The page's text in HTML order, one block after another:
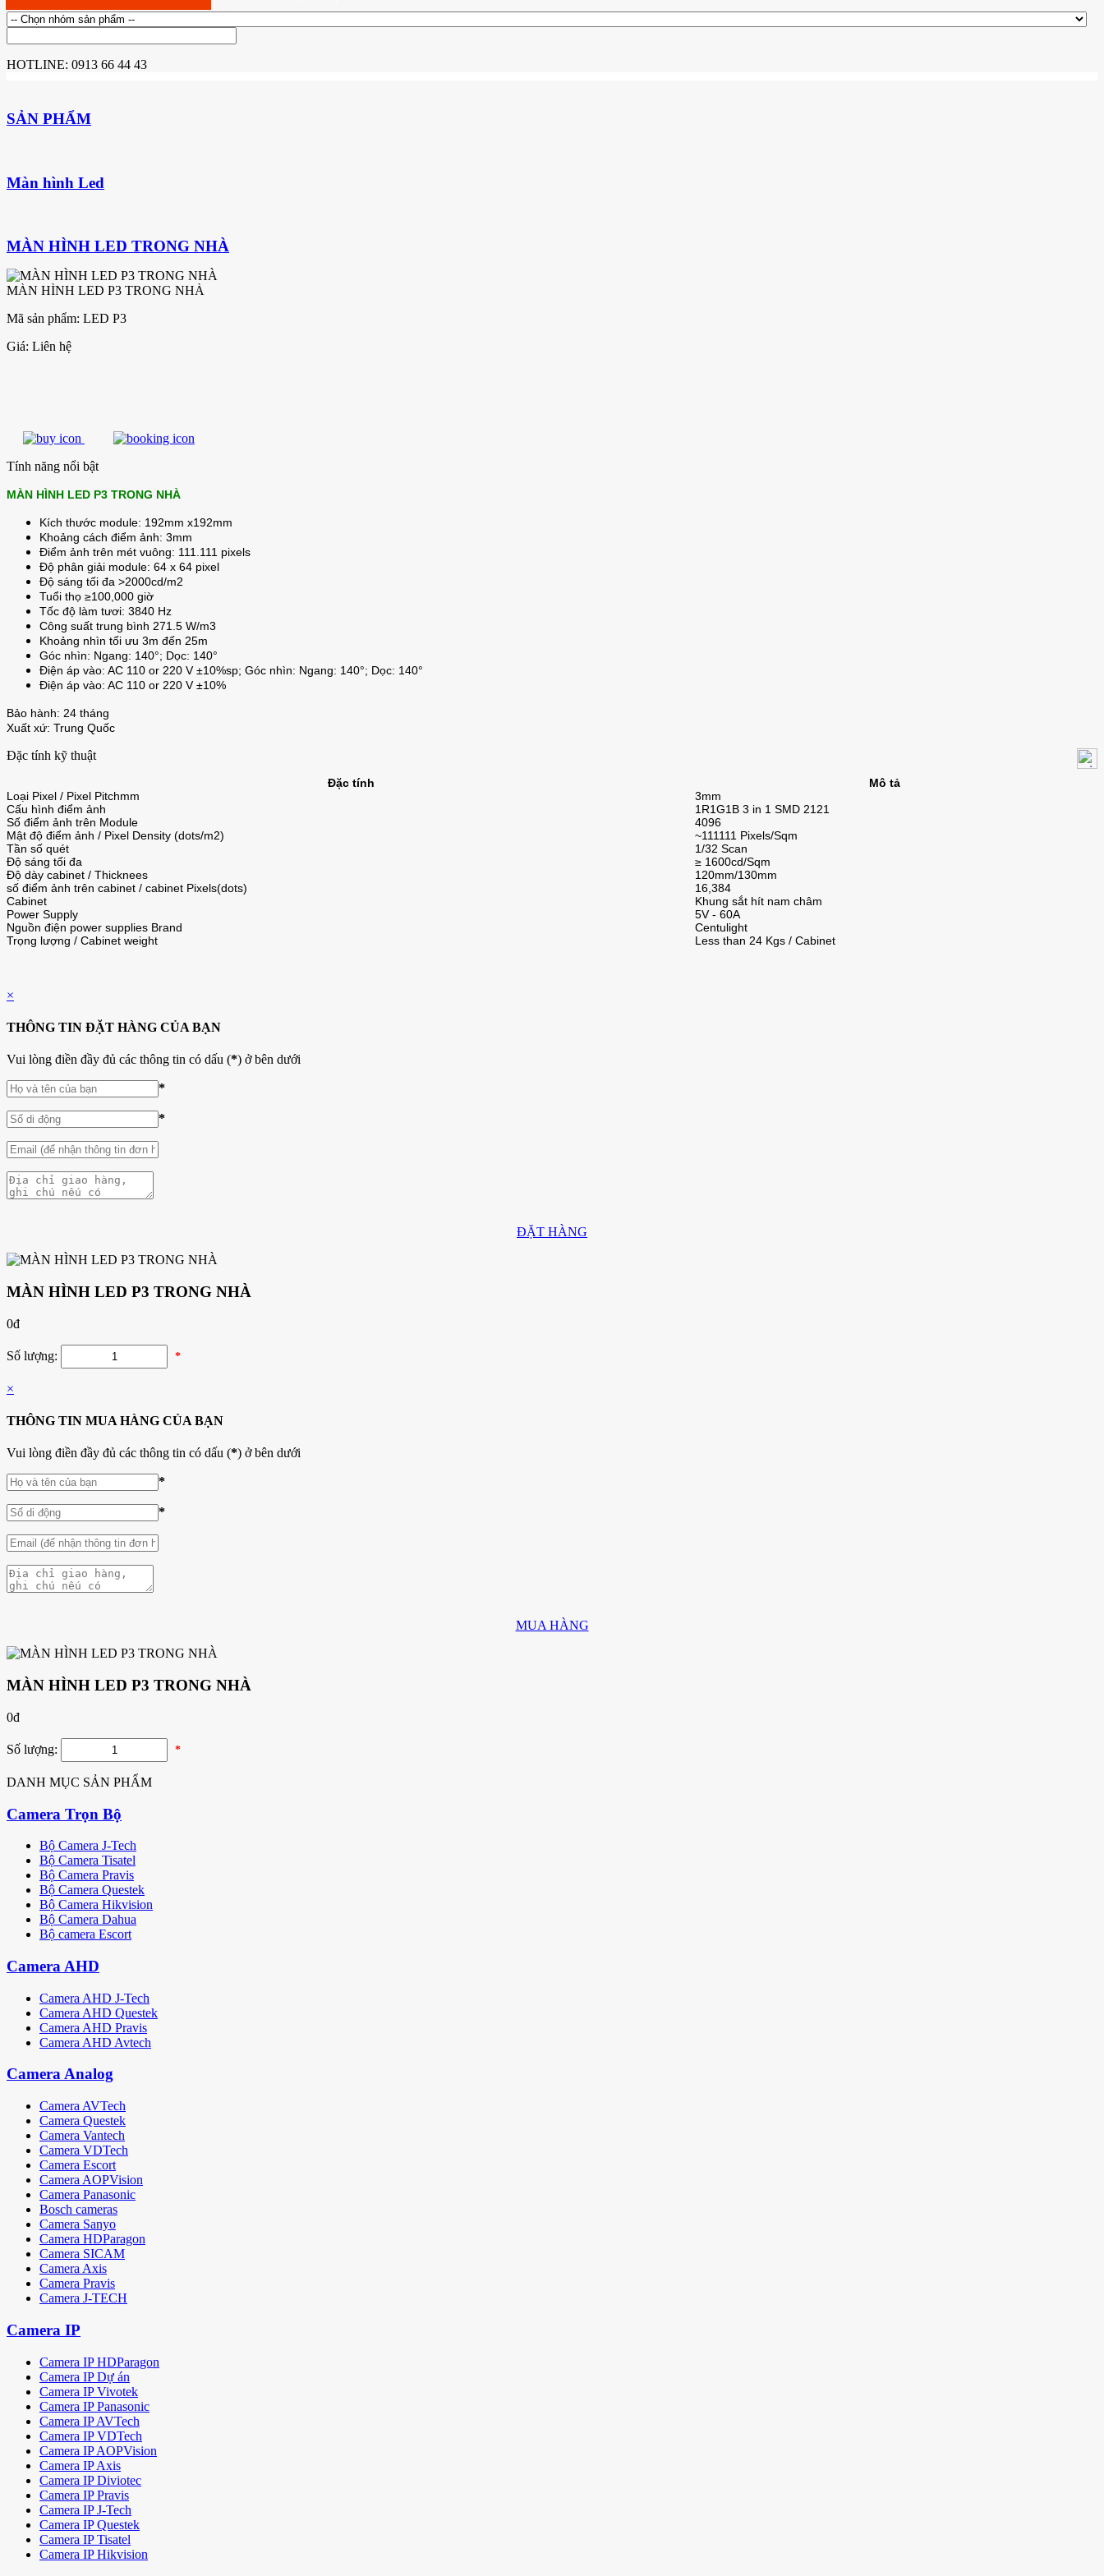
HOTLINE: 0913 66 44 43
SẢN PHẨM
Màn hình Led
MÀN HÌNH LED TRONG NHÀ
MÀN HÌNH LED P3 TRONG NHÀ
Mã sản phẩm: LED P3
Giá: Liên hệ
Tính năng nổi bật
MÀN HÌNH LED P3 TRONG NHÀ
Kích thước module: 192mm x192mm
Khoảng cách điểm ảnh: 3mm
Điểm ảnh trên mét vuông: 111.111 pixels
Độ phân giải module: 64 x 64 pixel
Độ sáng tối đa >2000cd/m2
Tuổi thọ ≥100,000 giờ
Tốc độ làm tươi: 3840 Hz
Công suất trung bình 271.5 W/m3
Khoảng nhìn tối ưu 3m đến 25m
Góc nhìn: Ngang: 140°; Dọc: 140°
Điện áp vào: AC 110 or 220 V ±10%sp; Góc nhìn: Ngang: 140°; Dọc: 140°
Điện áp vào: AC 110 or 220 V ±10%
Bảo hành: 24 tháng
Xuất xứ: Trung Quốc
Đặc tính kỹ thuật
Đặc tính
Mô tả
Loại Pixel / Pixel Pitchmm
3mm
Cấu hình điểm ảnh
1R1G1B 3 in 1 SMD 2121
Số điểm ảnh trên Module
4096
Mật độ điểm ảnh / Pixel Density (dots/m2)
~111111 Pixels/Sqm
Tần số quét
1/32 Scan
Độ sáng tối đa
≥ 1600cd/Sqm
Độ dày cabinet / Thicknees
120mm/130mm
số điểm ảnh trên cabinet / cabinet Pixels(dots)
16,384
Cabinet
Khung sắt hít nam châm
Power Supply
5V - 60A
Nguồn điện power supplies Brand
Centulight
Trọng lượng / Cabinet weight
Less than 24 Kgs / Cabinet
×
THÔNG TIN ĐẶT HÀNG CỦA BẠN
Vui lòng điền đầy đủ các thông tin có dấu (*) ở bên dưới
*
*
ĐẶT HÀNG
MÀN HÌNH LED P3 TRONG NHÀ
0đ
Số lượng: *
×
THÔNG TIN MUA HÀNG CỦA BẠN
Vui lòng điền đầy đủ các thông tin có dấu (*) ở bên dưới
*
*
MUA HÀNG
MÀN HÌNH LED P3 TRONG NHÀ
0đ
Số lượng: *
DANH MỤC SẢN PHẨM
Camera Trọn Bộ
Bộ Camera J-Tech
Bộ Camera Tisatel
Bộ Camera Pravis
Bộ Camera Questek
Bộ Camera Hikvision
Bộ Camera Dahua
Bộ camera Escort
Camera AHD
Camera AHD J-Tech
Camera AHD Questek
Camera AHD Pravis
Camera AHD Avtech
Camera Analog
Camera AVTech
Camera Questek
Camera Vantech
Camera VDTech
Camera Escort
Camera AOPVision
Camera Panasonic
Bosch cameras
Camera Sanyo
Camera HDParagon
Camera SICAM
Camera Axis
Camera Pravis
Camera J-TECH
Camera IP
Camera IP HDParagon
Camera IP Dự án
Camera IP Vivotek
Camera IP Panasonic
Camera IP AVTech
Camera IP VDTech
Camera IP AOPVision
Camera IP Axis
Camera IP Diviotec
Camera IP Pravis
Camera IP J-Tech
Camera IP Questek
Camera IP Tisatel
Camera IP Hikvision